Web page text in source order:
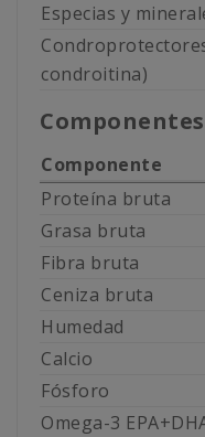
Especias y
condroitina)
Componente
Proteína bruta
Grasa bruta
Fibra bruta
Ceniza bruta
Humedad
Calcio
Fósforo
Omega-3